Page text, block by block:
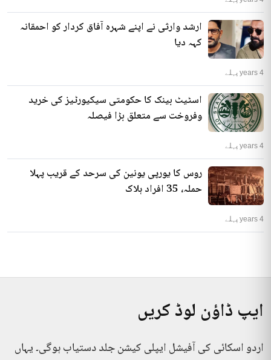
ارشد وارثی نے اپنے شہرہ آفاق کردار کو احمقانہ
کہہ دیا
4 years پہلے
اسٹیٹ بینک کا حکومتی سیکیورٹیز کی خرید
وفروخت سے متعلق بڑا فیصلہ
4 years پہلے
روس کا یورپی یونین کی سرحد کے قریب پہلا
حملہ، 35 افراد ہلاک
4 years پہلے
ایپ ڈاؤن لوڈ کریں
اردو اسکائی کی آفیشل ایپلی کیشن جلد دستیاب ہوگی۔ یہاں